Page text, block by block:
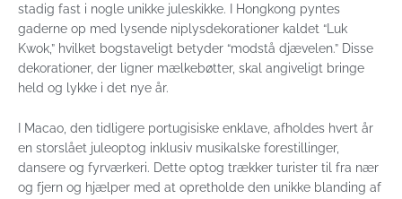
stadig fast i nogle unikke juleskikke. I Hongkong pyntes
gaderne op med lysende niplysdekorationer kaldet “Luk
Kwok,” hvilket bogstaveligt betyder “modstå djævelen.” Disse
dekorationer, der ligner mælkebøtter, skal angiveligt bringe
held og lykke i det nye år.
I Macao, den tidligere portugisiske enklave, afholdes hvert år
en storslået juleoptog inklusiv musikalske forestillinger,
dansere og fyrværkeri. Dette optog trækker turister til fra nær
og fjern og hjælper med at opretholde den unikke blanding af